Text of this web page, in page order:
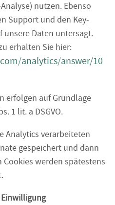
nutzen. Ebenso
Support und den Key-
unsere Daten untersagt.
erhalten Sie hier:
analytics/answer/10
erfolgen auf Grundlage
1 lit. a DSGVO.
Analytics verarbeiteten
gespeichert und dann
werden spätestens